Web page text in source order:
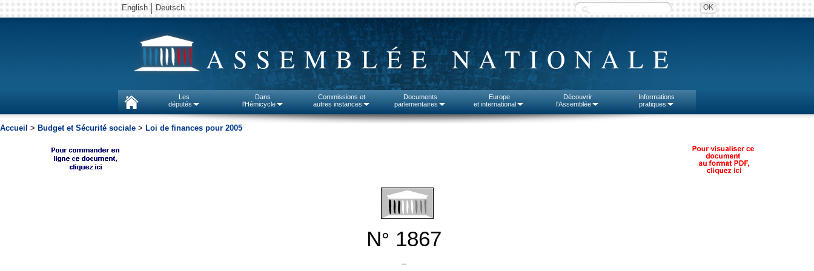
English Deutsch
ASSEMBLÉE NATIONALE
Les
députés
Dans
l'Hémicycle
Commissions et
autres instances
Documents
parlementaires
Europe
et international
Découvrir
l'Assemblée
Informations
pratiques
Accueil > Budget et Sécurité sociale > Loi de finances pour 2005
N° 1867
--